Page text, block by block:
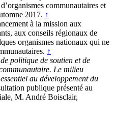
communautaires et
2017. ↑
à la mission aux
aux conseils régionaux de
organismes nationaux qui ne
↑
politique de soutien et de
Le milieu
au développement du
publique présenté au
M. André Boisclair,